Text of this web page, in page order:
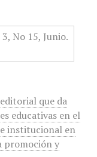
que da
educativas en el
institucional en
promoción y